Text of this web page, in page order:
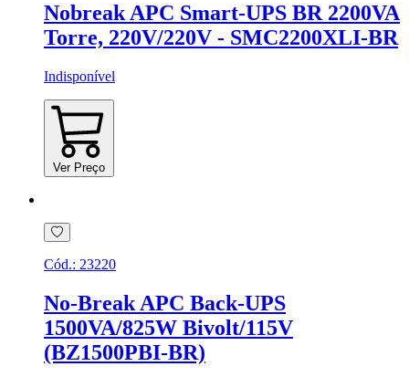
Nobreak APC Smart-UPS BR 2200VA
Torre, 220V/220V - SMC2200XLI-BR
Indisponível
Ver Preço
Cód.: 23220
No-Break APC Back-UPS
1500VA/825W Bivolt/115V
(BZ1500PBI-BR)